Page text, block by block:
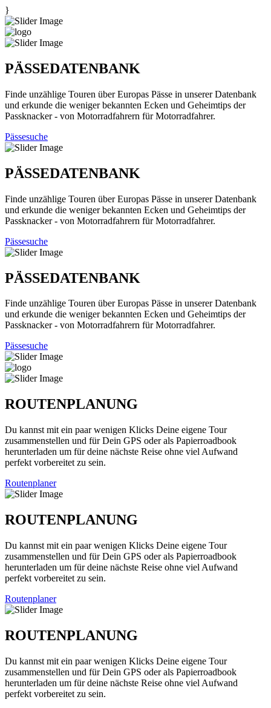
}
PÄSSEDATENBANK
Finde unzählige Touren über Europas Pässe in unserer Datenbank
und erkunde die weniger bekannten Ecken und Geheimtips der
Passknacker - von Motorradfahrern für Motorradfahrer.
Pässesuche
PÄSSEDATENBANK
Finde unzählige Touren über Europas Pässe in unserer Datenbank
und erkunde die weniger bekannten Ecken und Geheimtips der
Passknacker - von Motorradfahrern für Motorradfahrer.
Pässesuche
PÄSSEDATENBANK
Finde unzählige Touren über Europas Pässe in unserer Datenbank
und erkunde die weniger bekannten Ecken und Geheimtips der
Passknacker - von Motorradfahrern für Motorradfahrer.
Pässesuche
ROUTENPLANUNG
Du kannst mit ein paar wenigen Klicks Deine eigene Tour
zusammenstellen und für Dein GPS oder als Papierroadbook
herunterladen um für deine nächste Reise ohne viel Aufwand
perfekt vorbereitet zu sein.
Routenplaner
ROUTENPLANUNG
Du kannst mit ein paar wenigen Klicks Deine eigene Tour
zusammenstellen und für Dein GPS oder als Papierroadbook
herunterladen um für deine nächste Reise ohne viel Aufwand
perfekt vorbereitet zu sein.
Routenplaner
ROUTENPLANUNG
Du kannst mit ein paar wenigen Klicks Deine eigene Tour
zusammenstellen und für Dein GPS oder als Papierroadbook
herunterladen um für deine nächste Reise ohne viel Aufwand
perfekt vorbereitet zu sein.